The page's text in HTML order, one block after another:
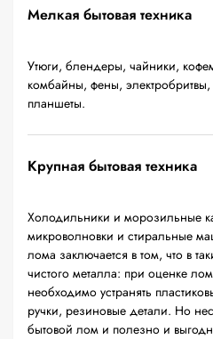
Мелкая бытовая техника
Утюги, блендеры, чайники,
комбайны, фены,
планшеты.
Крупная бытовая техника
Холодильники и морозильные
микроволновки и стиральные
лома заключается в том, что в
чистого металла: при оценке
необходимо устранять
ручки, резиновые детали. Но
бытовой лом и полезно и